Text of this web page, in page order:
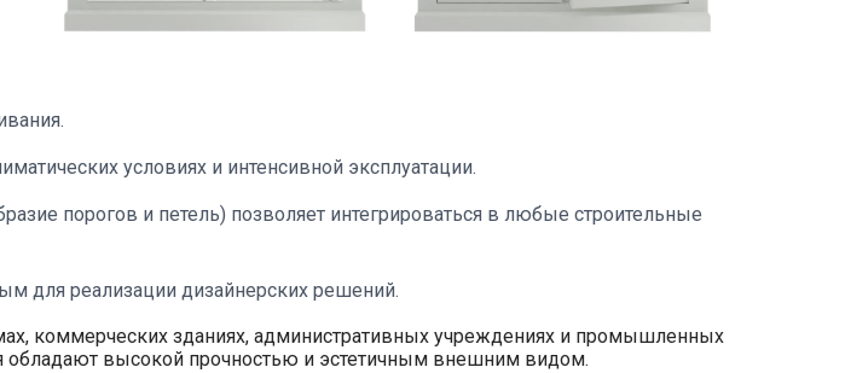
условиях и интенсивной эксплуатации.
порогов и петель) позволяет интегрироваться в любые строительные
для реализации дизайнерских решений.
коммерческих зданиях, административных учреждениях и промышленных
обладают высокой прочностью и эстетичным внешним видом.